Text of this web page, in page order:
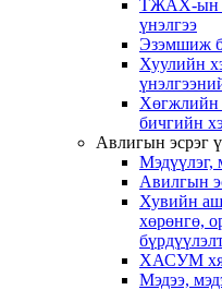
ТЖАХ-ын
үнэлгээ
Эзэмшиж
Хуулийн
Хөгжлийн
бичгийн
Авлигын эсрэг
Мэдүүлэг,
Авилгын
Хувийн
хөрөнгө,
ХАСУМ
Мэдээ,